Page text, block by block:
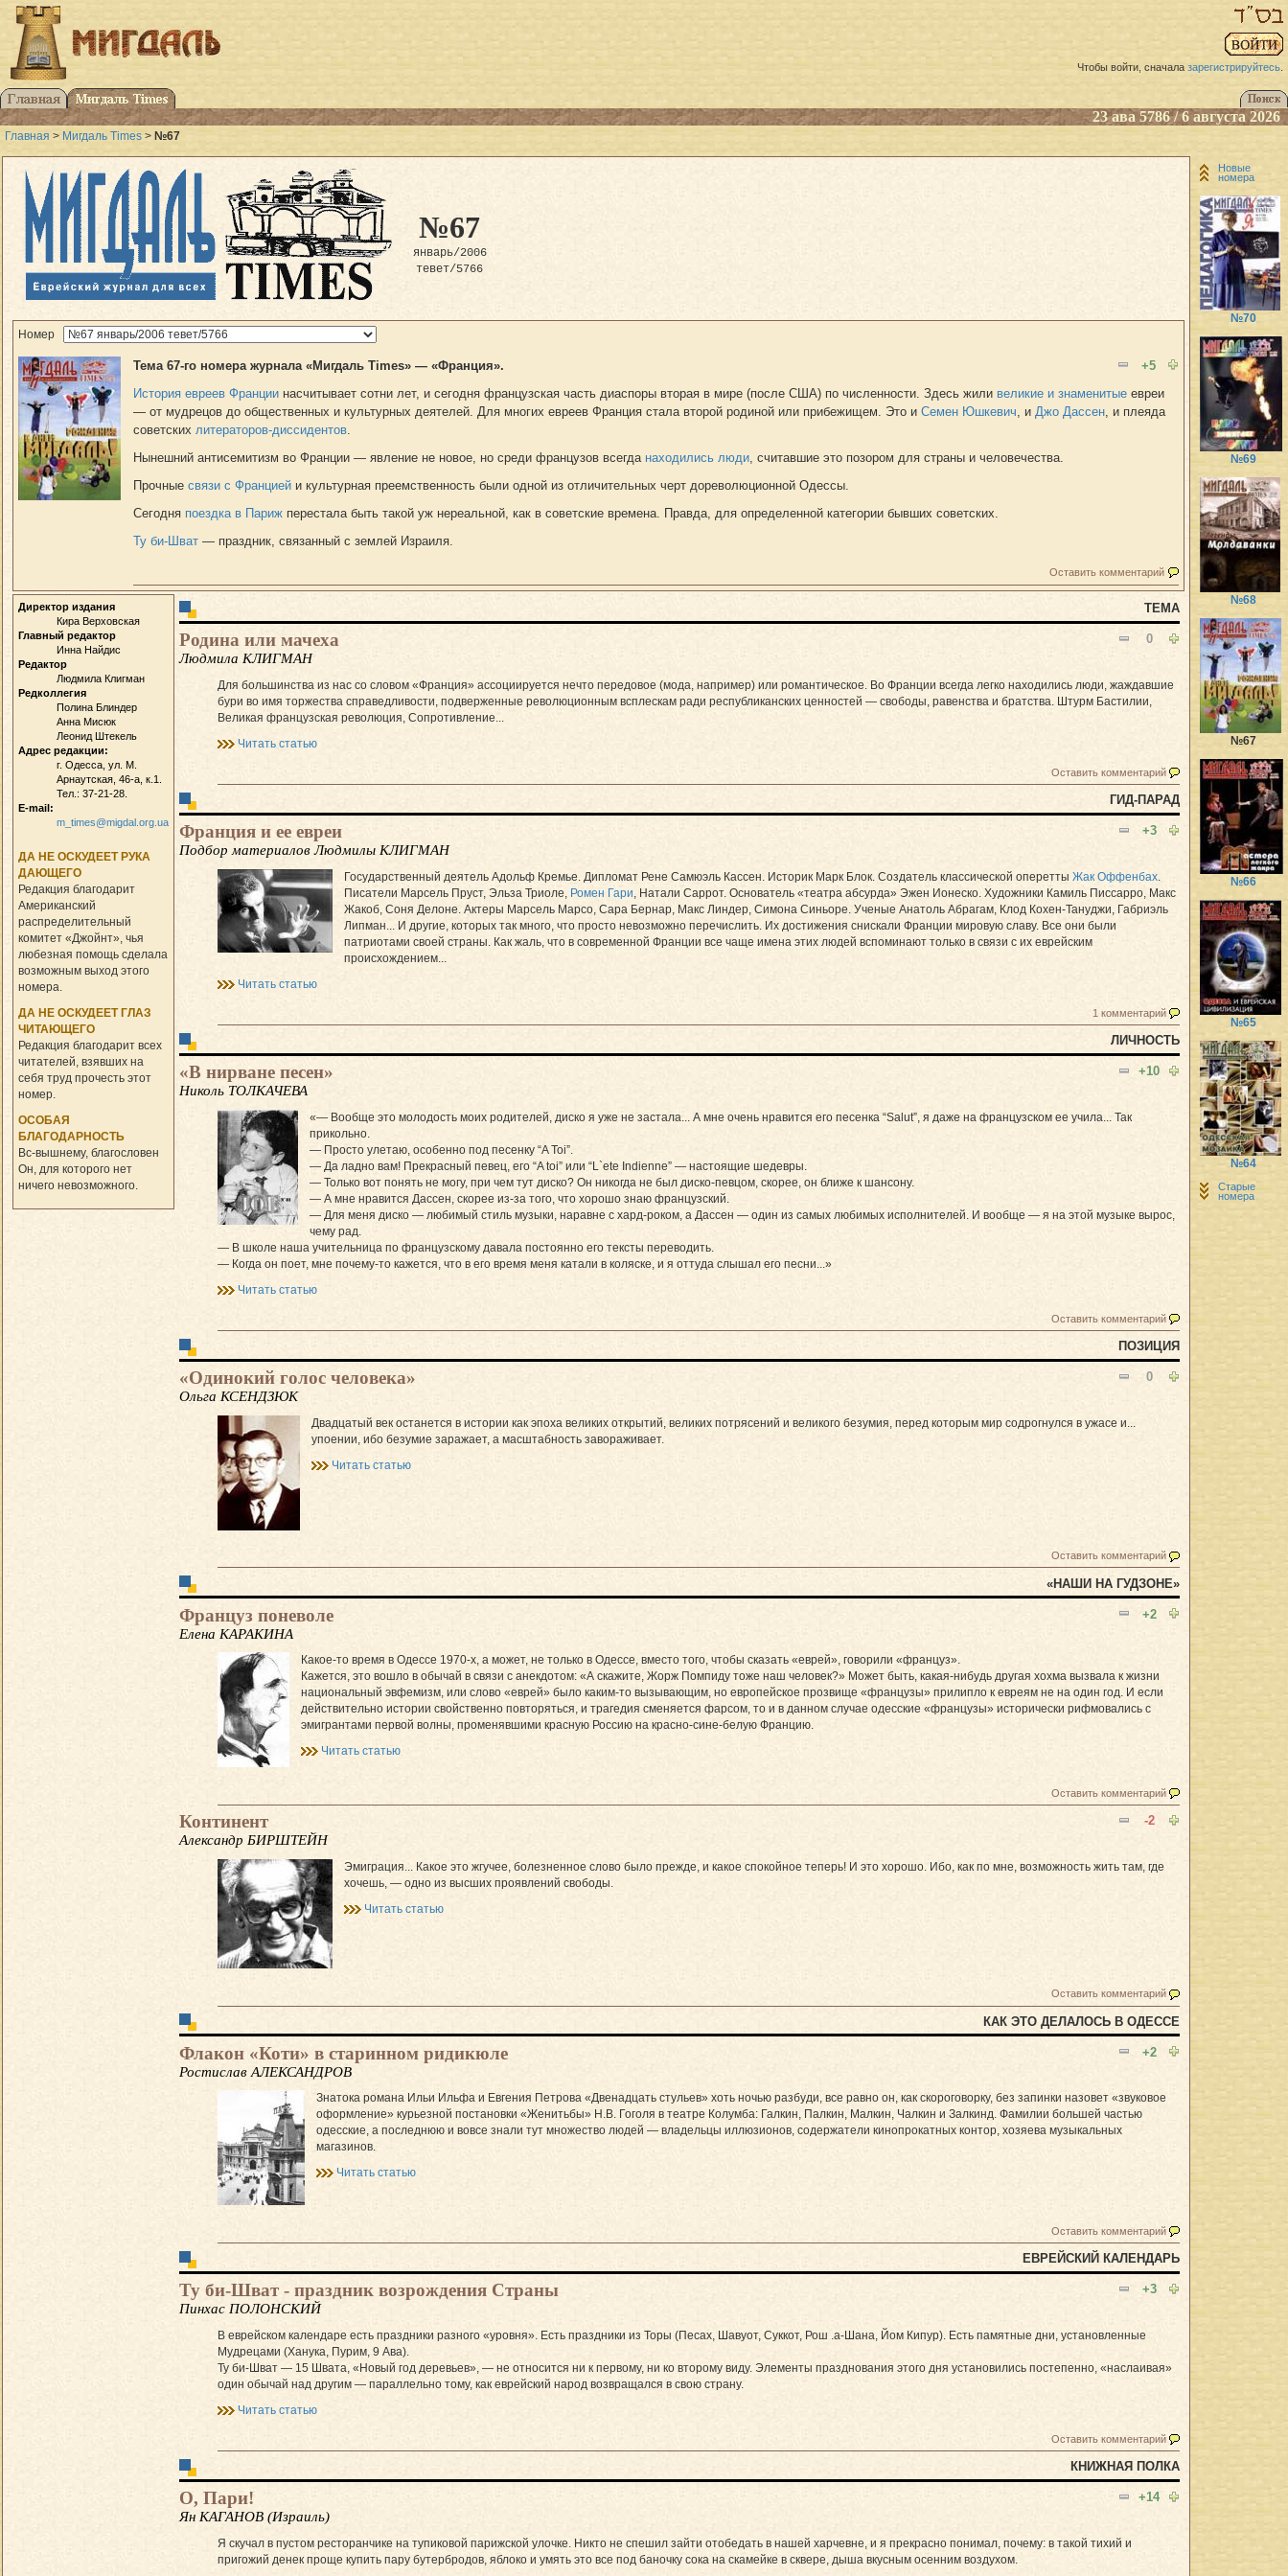
Чтобы войти, сначала зарегистрируйтесь.
23 ава 5786 / 6 августа 2026
Главная > Мигдаль Times > №67
№67
январь/2006
тевет/5766
Номер
+5
Тема 67-го номера журнала «Мигдаль Times» — «Франция».
История евреев Франции насчитывает сотни лет, и сегодня французская часть диаспоры вторая в мире (после США) по численности. Здесь жили великие и знаменитые евреи
— от мудрецов до общественных и культурных деятелей. Для многих евреев Франция стала второй родиной или прибежищем. Это иСемен Юшкевич , и Джо Дассен , и плеяда
советских литераторов-диссидентов
Нынешний антисемитизм во Франции — явление не новое, но среди французов всегда находились люди , считавшие это позором для страны и человечества.
Прочныесвязи с Францией и культурная преемственность были одной из отличительных черт дореволюционной Одессы.
Сегодня поездка в Париж перестала быть такой уж нереальной, как в советские времена. Правда, для определенной категории бывших советских.
Ту би-Шват — праздник, связанный с землей Израиля.
Оставить комментарий
Директор издания
Кира Верховская
Главный редактор
Инна Найдис
Редактор
Людмила Клигман
Редколлегия
Полина Блиндер
Анна Мисюк
Леонид Штекель
Адрес редакции:
г. Одесса, ул. М.
Арнаутская, 46-а, к.1.
Тел.: 37-21-28.
E-mail:
m_times@migdal.org.ua
ДА НЕ ОСКУДЕЕТ РУКА
ДАЮЩЕГО
Редакция благодарит
Американский
распределительный
комитет «Джойнт», чья
любезная помощь сделала
возможным выход этого
номера.
ДА НЕ ОСКУДЕЕТ ГЛАЗ
ЧИТАЮЩЕГО
Редакция благодарит всех
читателей, взявших на
себя труд прочесть этот
номер.
ОСОБАЯ
БЛАГОДАРНОСТЬ
Вс-вышнему, благословен
Он, для которого нет
ничего невозможного.
ТЕМА
0
Родина или мачеха
Людмила КЛИГМАН
Для большинства из нас со словом «Франция» ассоциируется нечто передовое (мода, например) или романтическое. Во Франции всегда легко находились люди, жаждавшие
бури во имя торжества справедливости, подверженные революционным всплескам ради республиканских ценностей — свободы, равенства и братства. Штурм Бастилии,
Великая французская революция, Сопротивление...
Читать статью
Оставить комментарий
ГИД-ПАРАД
+3
Франция и ее евреи
Подбор материалов Людмилы КЛИГМАН
Государственный деятель Адольф Кремье. Дипломат Рене Самюэль Кассен. Историк Марк Блок. Создатель классической оперетты Жак Оффенбах
Писатели Марсель Пруст, Эльза Триоле, Ромен Гари , Натали Саррот. Основатель «театра абсурда» Эжен Ионеско. Художники Камиль Писсарро, Макс
Жакоб, Соня Делоне. Актеры Марсель Марсо, Сара Бернар, Макс Линдер, Симона Синьоре. Ученые Анатоль Абрагам, Клод Кохен-Тануджи, Габриэль
Липман... И другие, которых так много, что просто невозможно перечислить. Их достижения снискали Франции мировую славу. Все они были
патриотами своей страны. Как жаль, что в современной Франции все чаще имена этих людей вспоминают только в связи с их еврейским
происхождением...
Читать статью
1 комментарий
ЛИЧНОСТЬ
+10
«В нирване песен»
Николь ТОЛКАЧЕВА
«— Вообще это молодость моих родителей, диско я уже не застала... А мне очень нравится его песенка “Salut”, я даже на французском ее учила... Так
прикольно.
— Просто улетаю, особенно под песенку “A Toi”.
— Да ладно вам! Прекрасный певец, его “A toi” или “L`ete Indienne” — настоящие шедевры.
— Только вот понять не могу, при чем тут диско? Он никогда не был диско-певцом, скорее, он ближе к шансону.
— А мне нравится Дассен, скорее из-за того, что хорошо знаю французский.
— Для меня диско — любимый стиль музыки, наравне с хард-роком, а Дассен — один из самых любимых исполнителей. И вообще — я на этой музыке вырос,
чему рад.
— В школе наша учительница по французскому давала постоянно его тексты переводить.
— Когда он поет, мне почему-то кажется, что в его время меня катали в коляске, и я оттуда слышал его песни...»
Читать статью
Оставить комментарий
ПОЗИЦИЯ
0
«Одинокий голос человека»
Ольга КСЕНДЗЮК
Двадцатый век останется в истории как эпоха великих открытий, великих потрясений и великого безумия, перед которым мир содрогнулся в ужасе и...
упоении, ибо безумие заражает, а масштабность завораживает.
Читать статью
Оставить комментарий
«НАШИ НА ГУДЗОНЕ»
+2
Француз поневоле
Елена КАРАКИНА
Какое-то время в Одессе 1970-х, а может, не только в Одессе, вместо того, чтобы сказать «еврей», говорили «француз».
Кажется, это вошло в обычай в связи с анекдотом: «А скажите, Жорж Помпиду тоже наш человек?» Может быть, какая-нибудь другая хохма вызвала к жизни
национальный эвфемизм, или слово «еврей» было каким-то вызывающим, но европейское прозвище «французы» прилипло к евреям не на один год. И если
действительно истории свойственно повторяться, и трагедия сменяется фарсом, то и в данном случае одесские «французы» исторически рифмовались с
эмигрантами первой волны, променявшими красную Россию на красно-сине-белую Францию.
Читать статью
Оставить комментарий
-2
Континент
Александр БИРШТЕЙН
Эмиграция... Какое это жгучее, болезненное слово было прежде, и какое спокойное теперь! И это хорошо. Ибо, как по мне, возможность жить там, где
хочешь, — одно из высших проявлений свободы.
Читать статью
Оставить комментарий
КАК ЭТО ДЕЛАЛОСЬ В ОДЕССЕ
+2
Флакон «Коти» в старинном ридикюле
Ростислав АЛЕКСАНДРОВ
Знатока романа Ильи Ильфа и Евгения Петрова «Двенадцать стульев» хоть ночью разбуди, все равно он, как скороговорку, без запинки назовет «звуковое
оформление» курьезной постановки «Женитьбы» Н.В. Гоголя в театре Колумба: Галкин, Палкин, Малкин, Чалкин и Залкинд. Фамилии большей частью
одесские, а последнюю и вовсе знали тут множество людей — владельцы иллюзионов, содержатели кинопрокатных контор, хозяева музыкальных
магазинов.
Читать статью
Оставить комментарий
ЕВРЕЙСКИЙ КАЛЕНДАРЬ
+3
Ту би-Шват - праздник возрождения Страны
Пинхас ПОЛОНСКИЙ
В еврейском календаре есть праздники разного «уровня». Есть праздники из Торы (Песах, Шавуот, Суккот, Рош .а-Шана, Йом Кипур). Есть памятные дни, установленные
Мудрецами (Ханука, Пурим, 9 Ава).
Ту би-Шват — 15 Швата, «Новый год деревьев», — не относится ни к первому, ни ко второму виду. Элементы празднования этого дня установились постепенно, «наслаивая»
один обычай над другим — параллельно тому, как еврейский народ возвращался в свою страну.
Читать статью
Оставить комментарий
КНИЖНАЯ ПОЛКА
+14
О, Пари!
Ян КАГАНОВ (Израиль)
Я скучал в пустом ресторанчике на тупиковой парижской улочке. Никто не спешил зайти отобедать в нашей харчевне, и я прекрасно понимал, почему: в такой тихий и
пригожий денек проще купить пару бутербродов, яблоко и умять это все под баночку сока на скамейке в сквере, дыша вкусным осенним воздухом.
Новые
номера
№70
№69
№68
№67
№66
№65
№64
Старые
номера